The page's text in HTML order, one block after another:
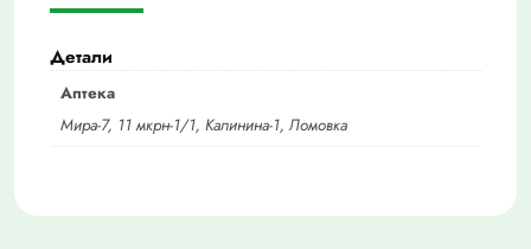
Детали
Аптека
Мира-7, 11 мкрн-1/1, Калинина-1, Ломовка